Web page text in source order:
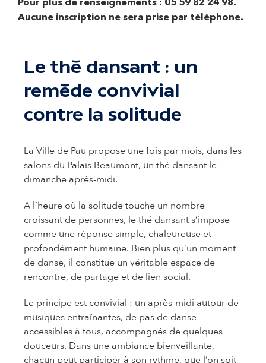
Pour plus de renseignements : 05 59 82 24 98.
Aucune inscription ne sera prise par téléphone.
Le thé dansant : un
remède convivial
contre la solitude
La Ville de Pau propose une fois par mois, dans les
salons du Palais Beaumont, un thé dansant le
dimanche après-midi.
A l’heure où la solitude touche un nombre
croissant de personnes, le thé dansant s’impose
comme une réponse simple, chaleureuse et
profondément humaine. Bien plus qu’un moment
de danse, il constitue un véritable espace de
rencontre, de partage et de lien social.
Le principe est convivial : un après-midi autour de
musiques entraînantes, de pas de danse
accessibles à tous, accompagnés de quelques
douceurs. Dans une ambiance bienveillante,
chacun peut participer à son rythme, que l’on soit